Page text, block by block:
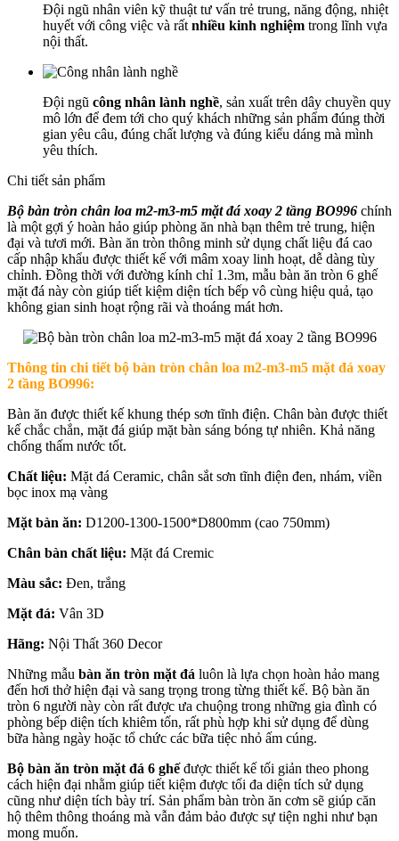
Đội ngũ nhân viên kỹ thuật tư vấn trẻ trung, năng động, nhiệt
huyết với công việc và rất nhiều kinh nghiệm trong lĩnh vựa
nội thất.
Đội ngũ công nhân lành nghề, sản xuất trên dây chuyền quy
mô lớn để đem tới cho quý khách những sản phẩm đúng thời
gian yêu câu, đúng chất lượng và đúng kiểu dáng mà mình
yêu thích.
Chi tiết sản phẩm
Bộ bàn tròn chân loa m2-m3-m5 mặt đá xoay 2 tầng BO996 chính
là một gợi ý hoàn hảo giúp phòng ăn nhà bạn thêm trẻ trung, hiện
đại và tươi mới. Bàn ăn tròn thông minh sử dụng chất liệu đá cao
cấp nhập khẩu được thiết kế với mâm xoay linh hoạt, dễ dàng tùy
chỉnh. Đồng thời với đường kính chỉ 1.3m, mẫu bàn ăn tròn 6 ghế
mặt đá này còn giúp tiết kiệm diện tích bếp vô cùng hiệu quả, tạo
không gian sinh hoạt rộng rãi và thoáng mát hơn.
Thông tin chi tiết bộ bàn tròn chân loa m2-m3-m5 mặt đá xoay
2 tầng BO996:
Bàn ăn được thiết kế khung thép sơn tĩnh điện. Chân bàn được thiết
kế chắc chắn, mặt đá giúp mặt bàn sáng bóng tự nhiên. Khả năng
chống thấm nước tốt.
Chất liệu: Mặt đá Ceramic, chân sắt sơn tĩnh điện đen, nhám, viền
bọc inox mạ vàng
Mặt bàn ăn: D1200-1300-1500*D800mm (cao 750mm)
Chân bàn chất liệu: Mặt đá Cremic
Màu sắc: Đen, trắng
Mặt đá: Vân 3D
Hãng: Nội Thất 360 Decor
Những mẫu bàn ăn tròn mặt đá luôn là lựa chọn hoàn hảo mang
đến hơi thở hiện đại và sang trọng trong từng thiết kế. Bộ bàn ăn
tròn 6 người này còn rất được ưa chuộng trong những gia đình có
phòng bếp diện tích khiêm tốn, rất phù hợp khi sử dụng để dùng
bữa hàng ngày hoặc tổ chức các bữa tiệc nhỏ ấm cúng.
Bộ bàn ăn tròn mặt đá 6 ghếđược thiết kế tối giản theo phong
cách hiện đại nhằm giúp tiết kiệm được tối đa diện tích sử dụng
cũng như diện tích bày trí. Sản phẩm bàn tròn ăn cơm sẽ giúp căn
hộ thêm thông thoáng mà vẫn đảm bảo được sự tiện nghi như bạn
mong muốn.